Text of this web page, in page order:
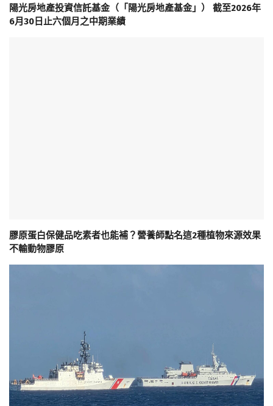
陽光房地產投資信託基金（「陽光房地產基金」） 截至2026年
6月30日止六個月之中期業績
膠原蛋白保健品吃素者也能補？營養師點名這2種植物來源效果
不輸動物膠原